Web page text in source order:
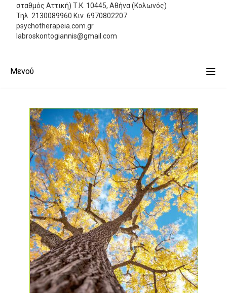
σταθμός Αττική) Τ.Κ. 10445, Αθήνα (Κολωνός)
Τηλ. 2130089960 Κιν. 6970802207
psychotherapeia.com.gr
labroskontogiannis@gmail.com
Μενού